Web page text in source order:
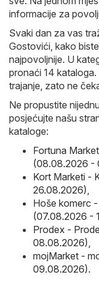
informacije za
Svaki dan za vas
Gostovići, kako
najpovoljnije. U
pronaći 14
trajanje, zato ne
Ne propustite
posjećujte našu
kataloge:
Fortuna
(08.08.2026 -
Kort Marketi -
26.08.2026)
Hoše komerc
(07.08.2026 -
Prodex -
08.08.2026)
mojMarket -
09.08.2026).